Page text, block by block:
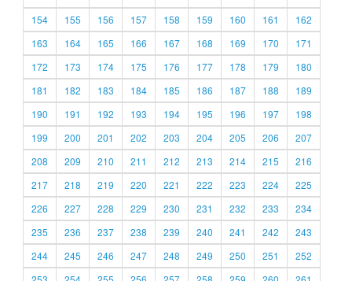
154
155 156 157 158 159 160 161
162
163
164 165 166 167 168 169 170
171
172
173 174 175 176 177 178 179
180
181
182 183 184 185 186 187 188
189
190
191 192 193 194 195 196 197
198
199
200 201 202 203 204 205 206
207
208
209 210 211 212 213 214 215
216
217
218 219 220 221 222 223 224
225
226
227 228 229 230 231 232 233
234
235
236 237 238 239 240 241 242
243
244
245 246 247 248 249 250 251
252